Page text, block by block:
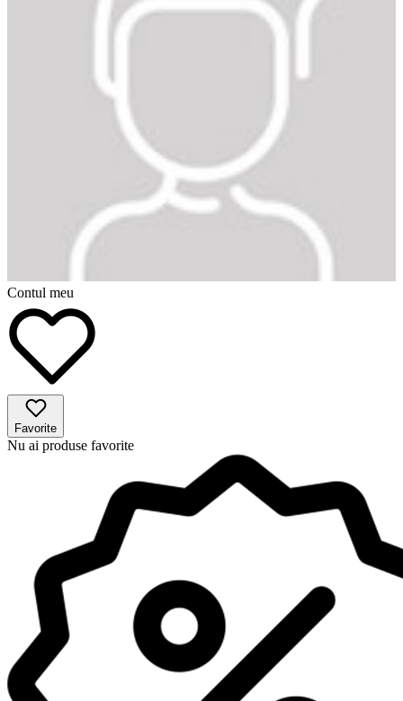
Contul meu
Favorite
Nu ai produse favorite